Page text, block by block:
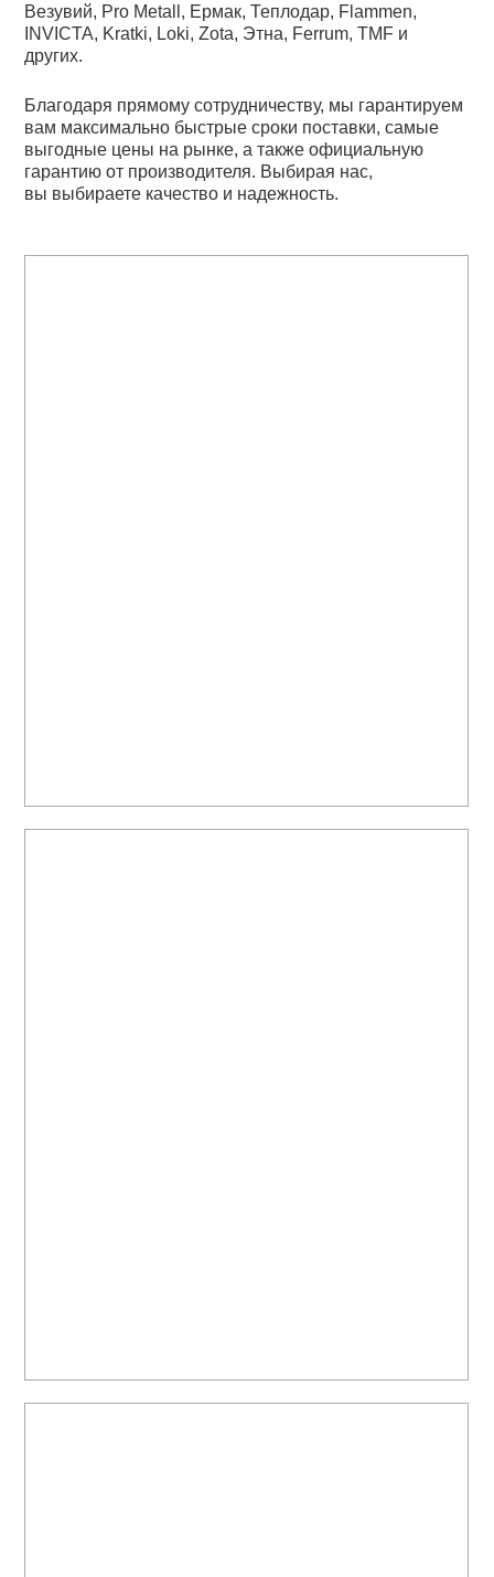
Везувий, Pro Metall, Ермак, Теплодар, Flammen,
INVICTA, Kratki, Loki, Zota, Этна, Ferrum, TMF и
других.
Благодаря прямому сотрудничеству, мы гарантируем
вам максимально быстрые сроки поставки, самые
выгодные цены на рынке, а также официальную
гарантию от производителя. Выбирая нас,
вы выбираете качество и надежность.